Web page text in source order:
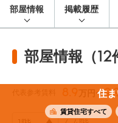
住
賃貸住宅すべて
部屋情報 掲載履歴
部屋情報（12
8.9 万円〜